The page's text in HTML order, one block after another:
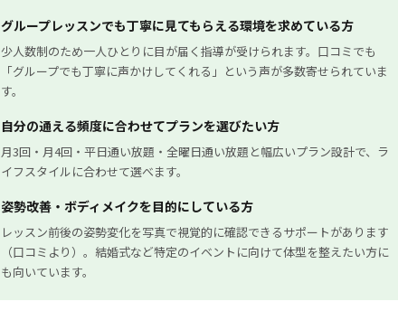
グループレッスンでも丁寧に見てもらえる環境を求めている方
少人数制のため一人ひとりに目が届く指導が受けられます。口コミでも
「グループでも丁寧に声かけしてくれる」という声が多数寄せられていま
す。
自分の通える頻度に合わせてプランを選びたい方
月3回・月4回・平日通い放題・全曜日通い放題と幅広いプラン設計で、ラ
イフスタイルに合わせて選べます。
姿勢改善・ボディメイクを目的にしている方
レッスン前後の姿勢変化を写真で視覚的に確認できるサポートがあります
（口コミより）。結婚式など特定のイベントに向けて体型を整えたい方に
も向いています。